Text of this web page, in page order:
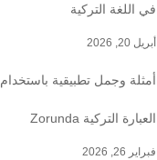
في اللغة التركية
أبريل 20, 2026
أمثلة وجمل تطبيقية باستخدام
العبارة التركية Zorunda
فبراير 26, 2026